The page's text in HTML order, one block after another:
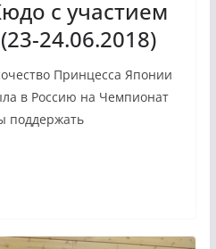
с участием
24.06.2018)
Принцесса Японии
в Россию на Чемпионат
поддержать